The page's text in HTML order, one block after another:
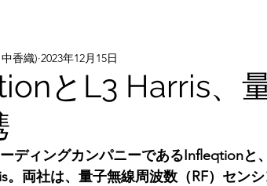
とL3 Harris、
香織) 2023年12月15日
ディングカンパニーであるInfleqtionと
。両社は、量子無線周波数（RF）セン